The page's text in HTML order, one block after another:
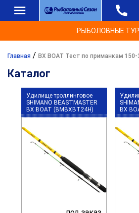
РЫБОЛОВНЫЕ
Главная / BX BOAT Тест по приманкам 150-
Каталог
Удилище троллинговое
SHIMANO BEASTMASTER
BX BOAT (BMBXBT24H)
BX